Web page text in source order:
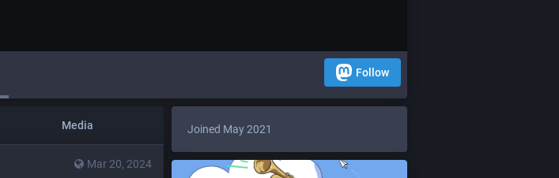
Follow
Media
Mar 20, 2024
Joined May 2021